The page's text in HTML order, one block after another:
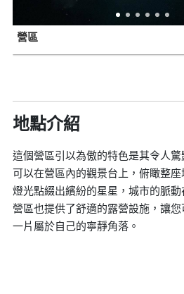
營區
地點介紹
這個營區引以為傲的特色是其令人
可以在營區內的觀景台上，俯瞰整
燈光點綴出繽紛的星星，城市的脈動
營區也提供了舒適的露營設施，讓
一片屬於自己的寧靜角落。